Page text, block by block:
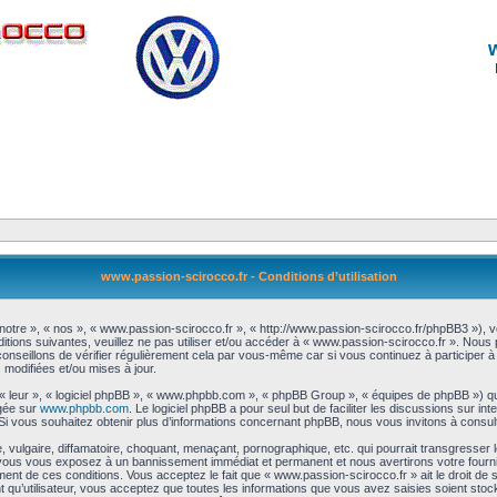
www.passion-scirocco.fr - Conditions d’utilisation
», « nos », « www.passion-scirocco.fr », « http://www.passion-scirocco.fr/phpBB3 »),
suivantes, veuillez ne pas utiliser et/ou accéder à « www.passion-scirocco.fr ».
de vérifier régulièrement cela par vous-même car si vous continuez à participer
et/ou mises à jour.
», « logiciel phpBB », « www.phpbb.com », « phpBB Group », « équipes de phpBB »)
sur www.phpbb.com. Le logiciel phpBB a pour seul but de faciliter les discussions sur
vous souhaitez obtenir plus d’informations concernant phpBB, nous vous invitons à
diffamatoire, choquant, menaçant, pornographique, etc. qui pourrait
vous exposez à un bannissement immédiat et permanent et nous avertirons votre
de ces conditions. Vous acceptez le fait que « www.passion-scirocco.fr » ait le droit de
vous acceptez que toutes les informations que vous avez saisies soient